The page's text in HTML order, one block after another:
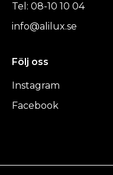
Tel: 08-10 10 04
info@alilux.se
Följ oss
Instagram
Facebook